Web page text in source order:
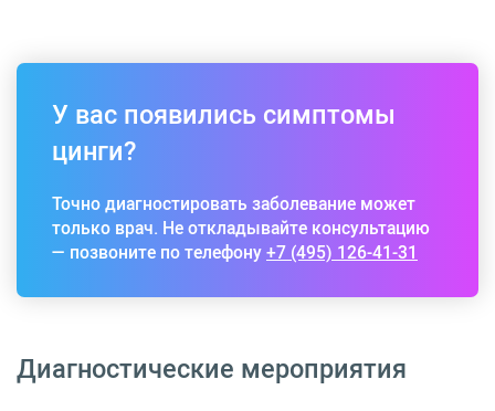
У вас появились симптомы
цинги?
Точно диагностировать заболевание может
только врач. Не откладывайте консультацию
— позвоните по телефону+7 (495) 126-41-31
Диагностические мероприятия